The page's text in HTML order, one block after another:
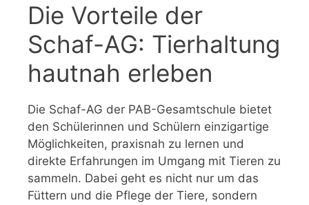
Die Vorteile der
Schaf-AG: Tierhaltung
hautnah erleben
Die Schaf-AG der PAB-Gesamtschule bietet
den Schülerinnen und Schülern einzigartige
Möglichkeiten, praxisnah zu lernen und
direkte Erfahrungen im Umgang mit Tieren zu
sammeln. Dabei geht es nicht nur um das
Füttern und die Pflege der Tiere, sondern